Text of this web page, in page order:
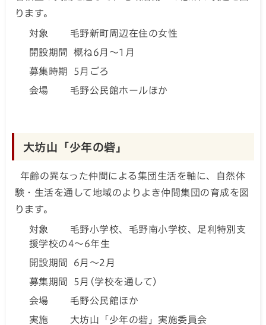
ります。
対象 毛野新町周辺在住の女性
開設期間 概ね6月～1月
募集時期 5月ごろ
会場 毛野公民館ホールほか
大坊山「少年の砦」
年齢の異なった仲間による集団生活を軸に、自然体
験・生活を通して地域のよりよき仲間集団の育成を図
ります。
対象 毛野小学校、毛野南小学校、足利特別支
援学校の4～6年生
開設期間 6月～2月
募集期間 5月(学校を通して）
会場 毛野公民館ほか
実施 大坊山「少年の砦」実施委員会